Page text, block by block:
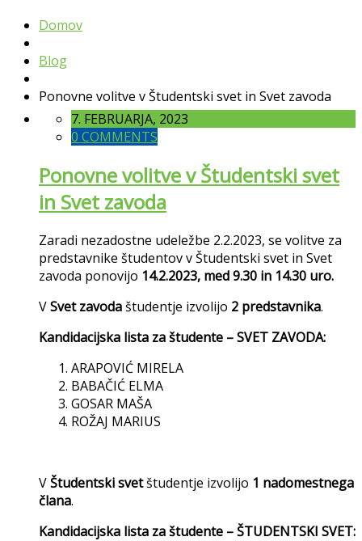
Domov
Blog
Ponovne volitve v Študentski svet in Svet zavoda
7. FEBRUARJA, 2023
0 COMMENTS
Ponovne volitve v Študentski svet
in Svet zavoda
Zaradi nezadostne udeležbe 2.2.2023, se volitve za
predstavnike študentov v Študentski svet in Svet
zavoda ponovijo 14.2.2023, med 9.30 in 14.30 uro.
VSvet zavodaštudentje izvolijo 2 predstavnika.
Kandidacijska lista za študente – SVET ZAVODA:
ARAPOVIĆ MIRELA
BABAČIĆ ELMA
GOSAR MAŠA
ROŽAJ MARIUS
VŠtudentski svetštudentje izvolijo 1 nadomestnega
člana.
Kandidacijska lista za študente – ŠTUDENTSKI SVET: